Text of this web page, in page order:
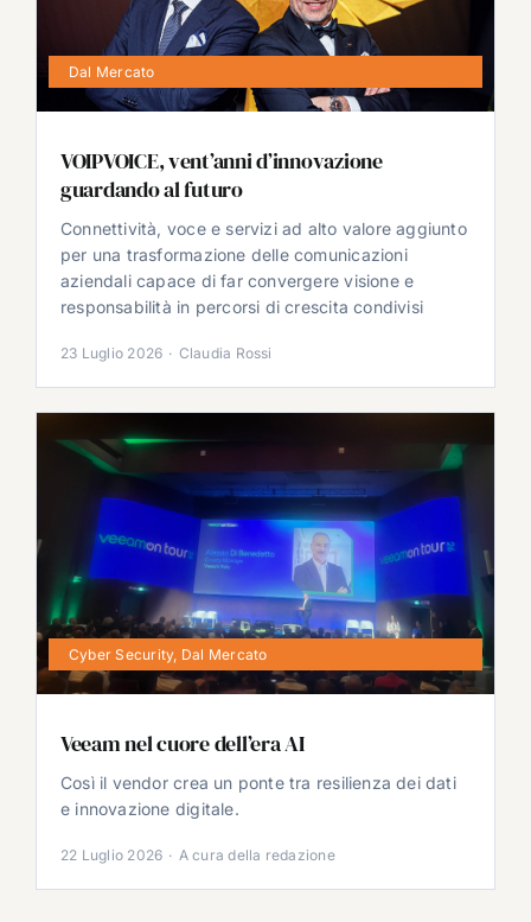
Dal Mercato
VOIPVOICE, vent’anni d’innovazione
guardando al futuro
Connettività, voce e servizi ad alto valore aggiunto
per una trasformazione delle comunicazioni
aziendali capace di far convergere visione e
responsabilità in percorsi di crescita condivisi
23 Luglio 2026 · Claudia Rossi
Cyber Security, Dal Mercato
Veeam nel cuore dell’era AI
Così il vendor crea un ponte tra resilienza dei dati
e innovazione digitale.
22 Luglio 2026 · A cura della redazione